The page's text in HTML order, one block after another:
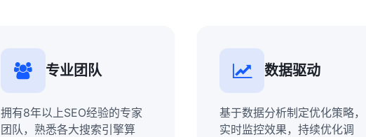
专业团队
拥有8年以上SEO经验的专家
团队，熟悉各大搜索引擎算
数据驱动
基于数据分析制定优化策略，
实时监控效果，持续优化调